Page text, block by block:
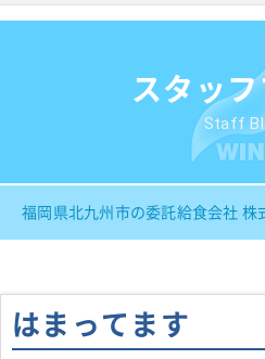
スタッ
Staff
福岡県北九州市の委託給食会社 株
はまってます